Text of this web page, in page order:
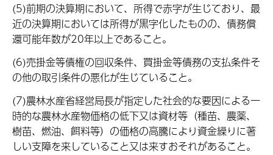
(5)前期の決算期において、所得で赤字が生じており、最
近の決算期においては所得が黒字化したものの、債務償
還可能年数が20年以上であること。
(6)売掛金等債権の回収条件、買掛金等債務の支払条件そ
の他の取引条件の悪化が生じていること。
(7)農林水産省経営局長が指定した社会的な要因による一
時的な農林水産物価格の低下又は資材等（種苗、農薬、
樹苗、燃油、餌料等）の価格の高騰により資金繰りに著
しい支障を来していること又は来すおそれがあること。